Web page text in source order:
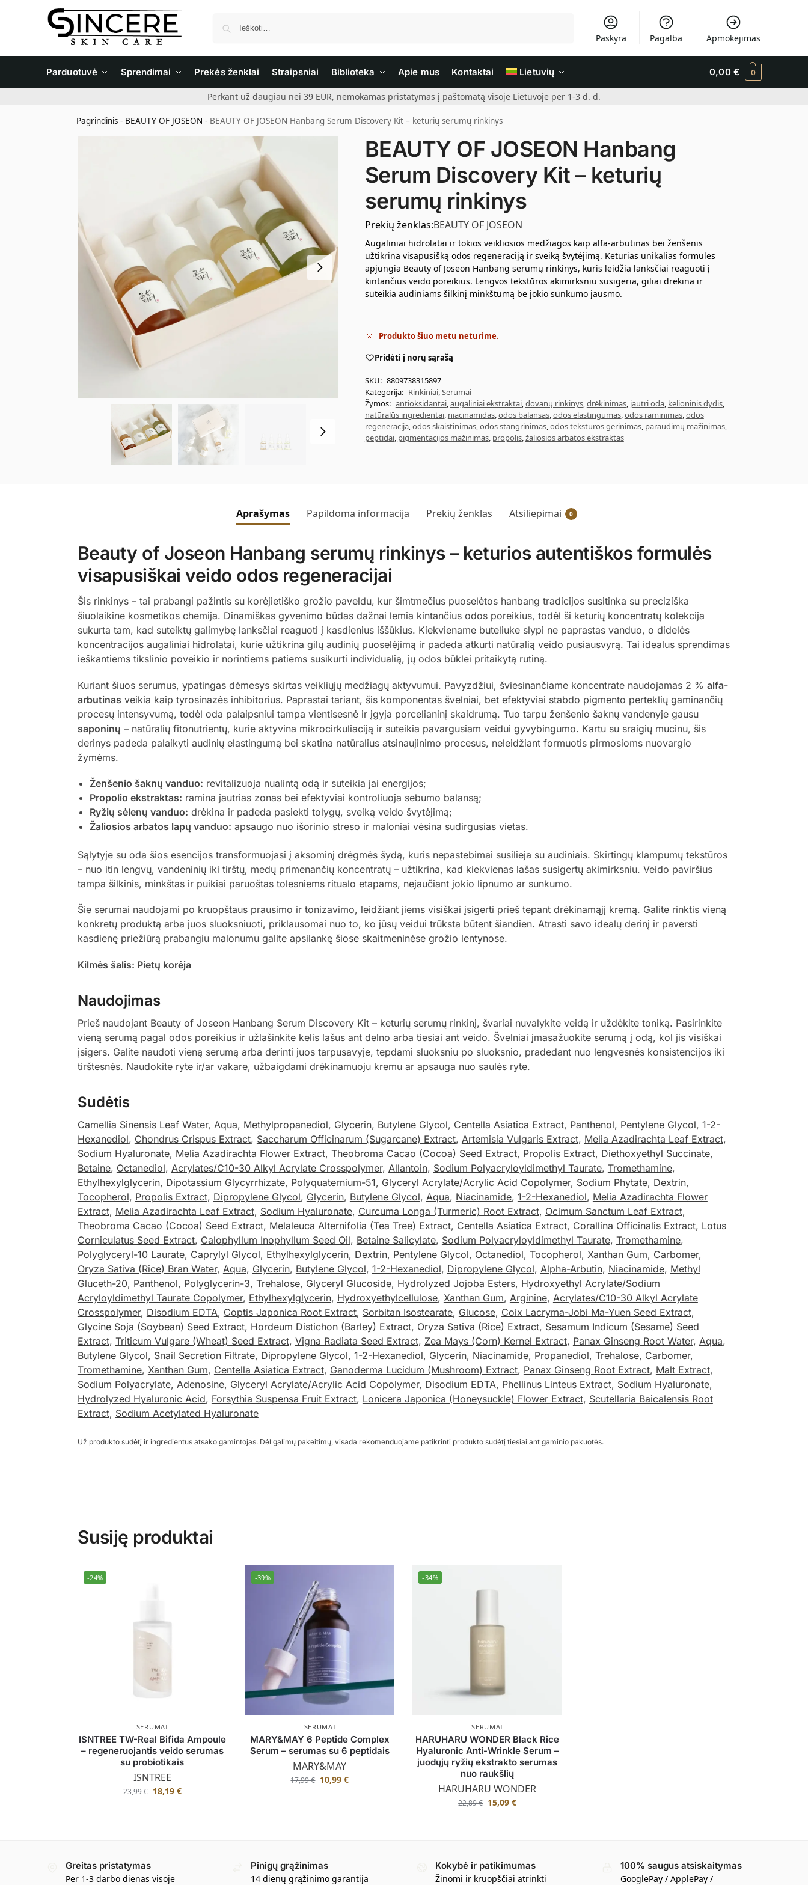
Paskyra Pagalba Apmokėjimas
Parduotuvė Sprendimai Prekės ženklai Straipsniai Biblioteka Apie mus Kontaktai Lietuvių 0,00 € 0
Perkant už daugiau nei 39 EUR, nemokamas pristatymas į paštomatą visoje Lietuvoje per 1-3 d. d.
Pagrindinis - BEAUTY OF JOSEON - BEAUTY OF JOSEON Hanbang Serum Discovery Kit – keturių serumų rinkinys
BEAUTY OF JOSEON Hanbang
Serum Discovery Kit – keturių
serumų rinkinys
Prekių ženklas:BEAUTY OF JOSEON
Augaliniai hidrolatai ir tokios veikliosios medžiagos kaip alfa-arbutinas bei ženšenis
užtikrina visapusišką odos regeneraciją ir sveiką švytėjimą. Keturias unikalias formules
apjungia Beauty of Joseon Hanbang serumų rinkinys, kuris leidžia lanksčiai reaguoti į
kintančius veido poreikius. Lengvos tekstūros akimirksniu susigeria, giliai drėkina ir
suteikia audiniams šilkinį minkštumą be jokio sunkumo jausmo.
Produkto šiuo metu neturime.
Pridėti į norų sąrašą
SKU: 8809738315897
Kategorija: Rinkiniai,Serumai
Žymos: antioksidantai,augaliniai ekstraktai,dovanų rinkinys,drėkinimas, jautri oda, kelioninis dydis,
natūralūs ingredientai, niacinamidas,odos balansas,odos elastingumas,odos raminimas,odos
regeneracija,odos skaistinimas,odos stangrinimas,odos tekstūros gerinimas, paraudimų mažinimas,
peptidai, pigmentacijos mažinimas, propolis,žaliosios arbatos ekstraktas
Aprašymas Papildoma informacija Prekių ženklas Atsiliepimai 0
Beauty of Joseon Hanbang serumų rinkinys – keturios autentiškos formulės
visapusiškai veido odos regeneracijai
Šis rinkinys – tai prabangi pažintis su korėjietiško grožio paveldu, kur šimtmečius puoselėtos hanbang tradicijos susitinka su preciziška
šiuolaikine kosmetikos chemija. Dinamiškas gyvenimo būdas dažnai lemia kintančius odos poreikius, todėl ši keturių koncentratų kolekcija
sukurta tam, kad suteiktų galimybę lanksčiai reaguoti į kasdienius iššūkius. Kiekviename buteliuke slypi ne paprastas vanduo, o didelės
koncentracijos augaliniai hidrolatai, kurie užtikrina gilų audinių puoselėjimą ir padeda atkurti natūralią veido pusiausvyrą. Tai idealus sprendimas
ieškantiems tikslinio poveikio ir norintiems patiems susikurti individualią, jų odos būklei pritaikytą rutiną.
Kuriant šiuos serumus, ypatingas dėmesys skirtas veikliųjų medžiagų aktyvumui. Pavyzdžiui, šviesinančiame koncentrate naudojamas 2 % alfa-
arbutinas veikia kaip tyrosinazės inhibitorius. Paprastai tariant, šis komponentas švelniai, bet efektyviai stabdo pigmento perteklių gaminančių
procesų intensyvumą, todėl oda palaipsniui tampa vientisesnė ir įgyja porcelianinį skaidrumą. Tuo tarpu ženšenio šaknų vandenyje gausu
saponinų – natūralių fitonutrientų, kurie aktyvina mikrocirkuliaciją ir suteikia pavargusiam veidui gyvybingumo. Kartu su sraigių mucinu, šis
derinys padeda palaikyti audinių elastingumą bei skatina natūralius atsinaujinimo procesus, neleidžiant formuotis pirmosioms nuovargio
žymėms.
Ženšenio šaknų vanduo: revitalizuoja nualintą odą ir suteikia jai energijos;
Propolio ekstraktas: ramina jautrias zonas bei efektyviai kontroliuoja sebumo balansą;
Ryžių sėlenų vanduo: drėkina ir padeda pasiekti tolygų, sveiką veido švytėjimą;
Žaliosios arbatos lapų vanduo: apsaugo nuo išorinio streso ir maloniai vėsina sudirgusias vietas.
Sąlytyje su oda šios esencijos transformuojasi į aksominį drėgmės šydą, kuris nepastebimai susilieja su audiniais. Skirtingų klampumų tekstūros
– nuo itin lengvų, vandeninių iki tirštų, medų primenančių koncentratų – užtikrina, kad kiekvienas lašas susigertų akimirksniu. Veido paviršius
tampa šilkinis, minkštas ir puikiai paruoštas tolesniems ritualo etapams, nejaučiant jokio lipnumo ar sunkumo.
Šie serumai naudojami po kruopštaus prausimo ir tonizavimo, leidžiant jiems visiškai įsigerti prieš tepant drėkinamąjį kremą. Galite rinktis vieną
konkretų produktą arba juos sluoksniuoti, priklausomai nuo to, ko jūsų veidui trūksta būtent šiandien. Atrasti savo idealų derinį ir paversti
kasdienę priežiūrą prabangiu malonumu galite apsilankę šiose skaitmeninėse grožio lentynose.
Kilmės šalis: Pietų korėja
Naudojimas
Prieš naudojant Beauty of Joseon Hanbang Serum Discovery Kit – keturių serumų rinkinį, švariai nuvalykite veidą ir uždėkite toniką. Pasirinkite
vieną serumą pagal odos poreikius ir užlašinkite kelis lašus ant delno arba tiesiai ant veido. Švelniai įmasažuokite serumą į odą, kol jis visiškai
įsigers. Galite naudoti vieną serumą arba derinti juos tarpusavyje, tepdami sluoksniu po sluoksnio, pradedant nuo lengvesnės konsistencijos iki
tirštesnės. Naudokite ryte ir/ar vakare, užbaigdami drėkinamuoju kremu ar apsauga nuo saulės ryte.
Sudėtis
Camellia Sinensis Leaf Water, Aqua, Methylpropanediol, Glycerin, Butylene Glycol, Centella Asiatica Extract, Panthenol, Pentylene Glycol, 1-2-
Hexanediol, Chondrus Crispus Extract, Saccharum Officinarum (Sugarcane) Extract, Artemisia Vulgaris Extract, Melia Azadirachta Leaf Extract,
Sodium Hyaluronate, Melia Azadirachta Flower Extract, Theobroma Cacao (Cocoa) Seed Extract, Propolis Extract, Diethoxyethyl Succinate,
Betaine, Octanediol, Acrylates/C10-30 Alkyl Acrylate Crosspolymer, Allantoin, Sodium Polyacryloyldimethyl Taurate, Tromethamine,
Ethylhexylglycerin, Dipotassium Glycyrrhizate, Polyquaternium-51, Glyceryl Acrylate/Acrylic Acid Copolymer, Sodium Phytate, Dextrin,
Tocopherol, Propolis Extract, Dipropylene Glycol, Glycerin, Butylene Glycol, Aqua, Niacinamide, 1-2-Hexanediol, Melia Azadirachta Flower
Extract, Melia Azadirachta Leaf Extract, Sodium Hyaluronate, Curcuma Longa (Turmeric) Root Extract, Ocimum Sanctum Leaf Extract,
Theobroma Cacao (Cocoa) Seed Extract, Melaleuca Alternifolia (Tea Tree) Extract, Centella Asiatica Extract, Corallina Officinalis Extract, Lotus
Corniculatus Seed Extract, Calophyllum Inophyllum Seed Oil, Betaine Salicylate, Sodium Polyacryloyldimethyl Taurate, Tromethamine,
Polyglyceryl-10 Laurate, Caprylyl Glycol, Ethylhexylglycerin, Dextrin, Pentylene Glycol, Octanediol, Tocopherol, Xanthan Gum, Carbomer,
Oryza Sativa (Rice) Bran Water, Aqua, Glycerin, Butylene Glycol, 1-2-Hexanediol, Dipropylene Glycol, Alpha-Arbutin, Niacinamide, Methyl
Gluceth-20, Panthenol, Polyglycerin-3, Trehalose, Glyceryl Glucoside, Hydrolyzed Jojoba Esters, Hydroxyethyl Acrylate/Sodium
Acryloyldimethyl Taurate Copolymer, Ethylhexylglycerin, Hydroxyethylcellulose, Xanthan Gum, Arginine, Acrylates/C10-30 Alkyl Acrylate
Crosspolymer, Disodium EDTA, Coptis Japonica Root Extract, Sorbitan Isostearate, Glucose, Coix Lacryma-Jobi Ma-Yuen Seed Extract,
Glycine Soja (Soybean) Seed Extract, Hordeum Distichon (Barley) Extract, Oryza Sativa (Rice) Extract, Sesamum Indicum (Sesame) Seed
Extract, Triticum Vulgare (Wheat) Seed Extract, Vigna Radiata Seed Extract, Zea Mays (Corn) Kernel Extract, Panax Ginseng Root Water, Aqua,
Butylene Glycol, Snail Secretion Filtrate, Dipropylene Glycol, 1-2-Hexanediol, Glycerin, Niacinamide, Propanediol, Trehalose, Carbomer,
Tromethamine, Xanthan Gum, Centella Asiatica Extract, Ganoderma Lucidum (Mushroom) Extract, Panax Ginseng Root Extract, Malt Extract,
Sodium Polyacrylate, Adenosine, Glyceryl Acrylate/Acrylic Acid Copolymer, Disodium EDTA, Phellinus Linteus Extract, Sodium Hyaluronate,
Hydrolyzed Hyaluronic Acid, Forsythia Suspensa Fruit Extract, Lonicera Japonica (Honeysuckle) Flower Extract, Scutellaria Baicalensis Root
Extract, Sodium Acetylated Hyaluronate
Už produkto sudėtį ir ingredientus atsako gamintojas. Dėl galimų pakeitimų, visada rekomenduojame patikrinti produkto sudėtį tiesiai ant gaminio pakuotės.
Susiję produktai
-24%
SERUMAI
ISNTREE TW-Real Bifida Ampoule
– regeneruojantis veido serumas
su probiotikais
ISNTREE
23,99€ 18,19 €
-39%
SERUMAI
MARY&MAY 6 Peptide Complex
Serum – serumas su 6 peptidais
MARY&MAY
17,99€ 10,99€
-34%
SERUMAI
HARUHARU WONDER Black Rice
Hyaluronic Anti-Wrinkle Serum –
juodųjų ryžių ekstrakto serumas
nuo raukšlių
HARUHARU WONDER
22,89€ 15,09€
Greitas pristatymas
Per 1-3 darbo dienas visoje
Pinigų grąžinimas
14 dienų grąžinimo garantija
Kokybė ir patikimumas
Žinomi ir kruopščiai atrinkti
100% saugus atsiskaitymas
GooglePay / ApplePay /